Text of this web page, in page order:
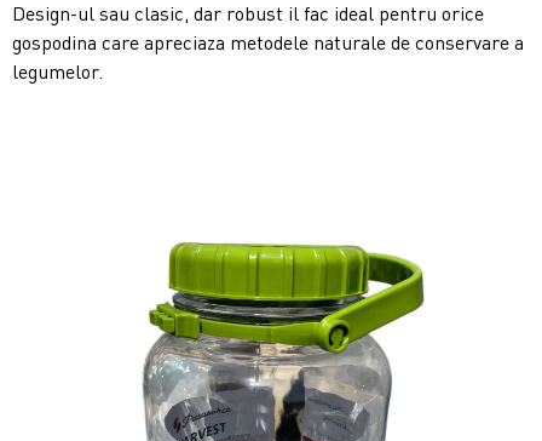
Design-ul sau clasic, dar robust il fac ideal pentru orice
gospodina care apreciaza metodele naturale de conservare a
legumelor.